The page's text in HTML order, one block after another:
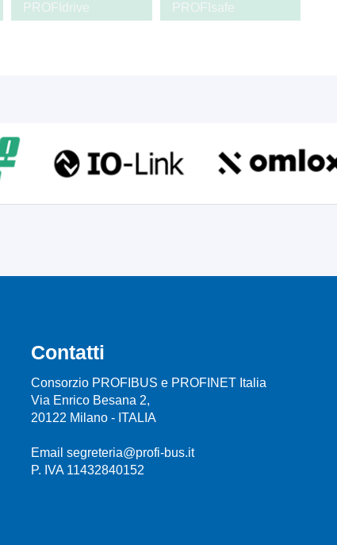
PROFIdrive PROFIsafe
Contatti
Consorzio PROFIBUS e PROFINET Italia
Via Enrico Besana 2,
20122 Milano - ITALIA
Email segreteria@profi-bus.it
P. IVA 11432840152